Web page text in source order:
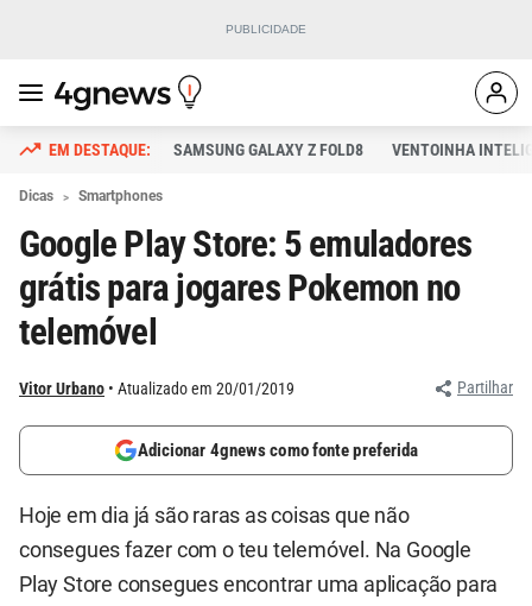
SAMSUNG GALAXY Z FOLD8 VENTOINHA
Dicas Smartphones
Google Play Store: 5 emuladores
grátis para jogares Pokemon no
telemóvel
Vitor Urbano Atualizado em 20/01/2019 Partilhar
Adicionar 4gnews como fonte preferida
Hoje em dia já são raras as coisas que não
consegues fazer com o teu telemóvel. Na Google
Play Store consegues encontrar uma aplicação para